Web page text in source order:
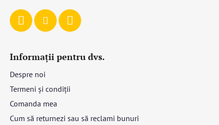
Informații pentru dvs.
Despre noi
Termeni și condiții
Comanda mea
Cum să returnezi sau să reclami bunuri